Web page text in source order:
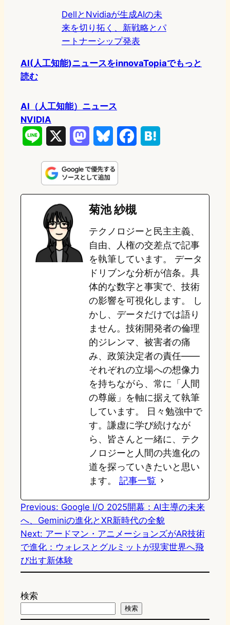
DellとNvidiaが生成AIの未
来を切り拓く、新戦略とパ
ートナーシップ発表
AI(人工知能)ニュースをinnovaTopiaでもっと
読む
AI（人工知能）ニュース
NVIDIA
n
e
s
t
o
d
o
n
u
e
s
k
y
e
b
o
o
k
e
a
菊池 紗槻
テクノロジーと民主主義、
自由、人権の交差点で記事
を執筆しています。 データ
ドリブンな分析が信条。具
体的な数字と事実で、技術
の影響を可視化します。 し
かし、データだけでは語り
ません。技術開発者の倫理
的ジレンマ、被害者の痛
み、政策決定者の責任——
それぞれの立場への想像力
を持ちながら、常に「人間
の尊厳」を軸に据えて執筆
しています。 日々勉強中で
す。謙虚に学び続けなが
ら、皆さんと一緒に、テク
ノロジーと人間の共進化の
道を探っていきたいと思い
ます。 記事一覧
Previous: Google I/O 2025開幕：AI主導の未来
へ、Geminiの進化とXR新時代の全貌
Next: アードマン・アニメーションズがAR技術
で進化：ウォレスとグルミットが現実世界へ飛
び出す新体験
検索
検索